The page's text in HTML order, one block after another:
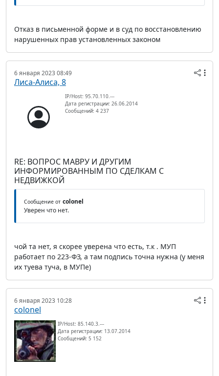
Отказ в письменной форме и в суд по восстановлению
нарушенных прав установленных законом
6 января 2023 08:49
Лиса-Алиса, 8
IP/Host: 95.70.110.---
Дата регистрации: 26.06.2014
Сообщений: 4 237
RE: ВОПРОС МАВРУ И ДРУГИМ
ИНФОРМИРОВАННЫМ ПО СДЕЛКАМ С
НЕДВИЖКОЙ
Сообщение от colonel
Уверен что нет.
чой та нет, я скорее уверена что есть, т.к . МУП
работает по 223-ФЗ, а там подпись точна нужна (у меня
их туева туча, в МУПе)
6 января 2023 10:28
colonel
IP/Host: 85.140.3.---
Дата регистрации: 13.07.2014
Сообщений: 5 152